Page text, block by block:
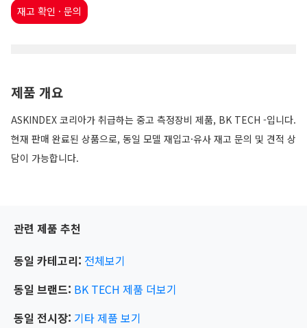
재고 확인 · 문의
제품 개요
ASKINDEX 코리아가 취급하는 중고 측정장비 제품, BK TECH -입니다.
현재 판매 완료된 상품으로, 동일 모델 재입고·유사 재고 문의 및 견적 상
담이 가능합니다.
관련 제품 추천
동일 카테고리: 전체보기
동일 브랜드: BK TECH 제품 더보기
동일 전시장: 기타제품 보기